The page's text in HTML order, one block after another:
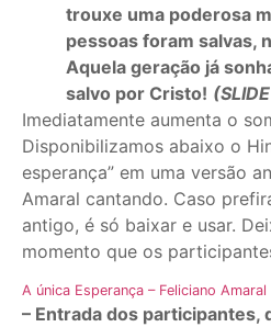
trouxe uma poderosa
pessoas foram salvas,
Aquela geração já
salvo por Cristo!
Imediatamente aumenta o
Disponibilizamos abaixo o
esperança” em uma versão
Amaral cantando. Caso
antigo, é só baixar e usar.
momento que os
A única Esperança – Feliciano Amaral
– Entrada dos participantes,